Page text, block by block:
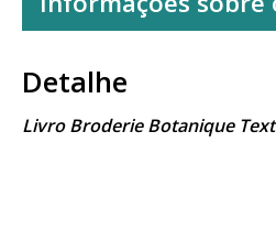
Detalhe
Livro Broderie Botanique